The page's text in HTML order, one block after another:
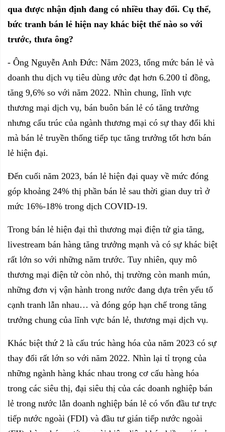
qua được nhận định đang có nhiều thay đổi. Cụ thể,
bức tranh bán lẻ hiện nay khác biệt thế nào so với
trước, thưa ông?
- Ông Nguyễn Anh Đức: Năm 2023, tổng mức bán lẻ và
doanh thu dịch vụ tiêu dùng ước đạt hơn 6.200 tỉ đồng,
tăng 9,6% so với năm 2022. Nhìn chung, lĩnh vực
thương mại dịch vụ, bán buôn bán lẻ có tăng trưởng
nhưng cấu trúc của ngành thương mại có sự thay đổi khi
mà bán lẻ truyền thống tiếp tục tăng trưởng tốt hơn bán
lẻ hiện đại.
Đến cuối năm 2023, bán lẻ hiện đại quay về mức đóng
góp khoảng 24% thị phần bán lẻ sau thời gian duy trì ở
mức 16%-18% trong dịch COVID-19.
Trong bán lẻ hiện đại thì thương mại điện tử gia tăng,
livestream bán hàng tăng trưởng mạnh và có sự khác biệt
rất lớn so với những năm trước. Tuy nhiên, quy mô
thương mại điện tử còn nhỏ, thị trường còn manh mún,
những đơn vị vận hành trong nước đang dựa trên yếu tố
cạnh tranh lẫn nhau… và đóng góp hạn chế trong tăng
trưởng chung của lĩnh vực bán lẻ, thương mại dịch vụ.
Khác biệt thứ 2 là cấu trúc hàng hóa của năm 2023 có sự
thay đổi rất lớn so với năm 2022. Nhìn lại tỉ trọng của
những ngành hàng khác nhau trong cơ cấu hàng hóa
trong các siêu thị, đại siêu thị của các doanh nghiệp bán
lẻ trong nước lẫn doanh nghiệp bán lẻ có vốn đầu tư trực
tiếp nước ngoài (FDI) và đầu tư gián tiếp nước ngoài